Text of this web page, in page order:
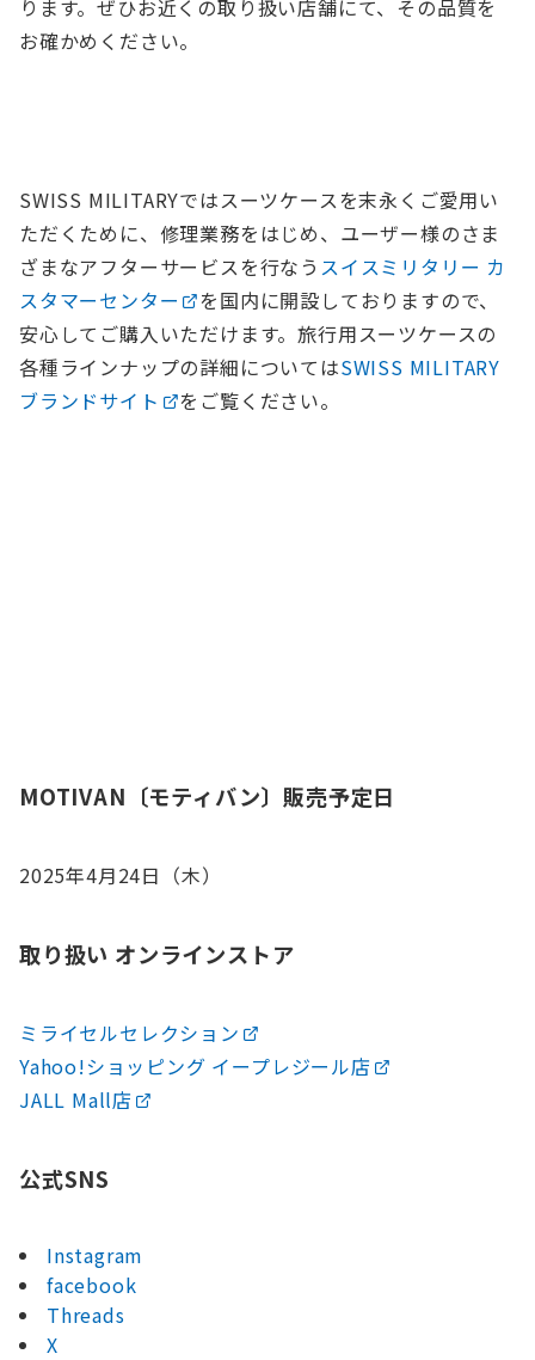
ります。ぜひお近くの取り扱い店舗にて、その品質を
お確かめください。
SWISS MILITARYではスーツケースを末永くご愛用い
ただくために、修理業務をはじめ、ユーザー様のさま
ざまなアフターサービスを行なう スイスミリタリー カ
スタマーセンター
を国内に開設しておりますので、
安心してご購入いただけます。旅行用スーツケースの
各種ラインナップの詳細についてはSWISS MILITARY
ブランドサイト
をご覧ください。
MOTIVAN〔モティバン〕販売予定日
2025年4月24日（木）
取り扱い オンラインストア
ミライセルセレクション
Yahoo!ショッピング イープレジール店
JALL Mall店
公式SNS
Instagram
facebook
Threads
X